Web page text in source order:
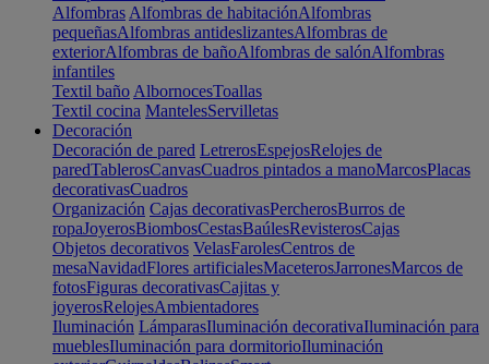
Alfombras Alfombras de habitaciónAlfombras
pequeñasAlfombras antideslizantesAlfombras de
exteriorAlfombras de bañoAlfombras de salónAlfombras
infantiles
Textil baño AlbornocesToallas
Textil cocina MantelesServilletas
Decoración
Decoración de pared LetrerosEspejosRelojes de
paredTablerosCanvasCuadros pintados a manoMarcosPlacas
decorativasCuadros
Organización Cajas decorativasPercherosBurros de
ropaJoyerosBiombosCestasBaúlesRevisterosCajas
Objetos decorativos VelasFarolesCentros de
mesaNavidadFlores artificialesMaceterosJarronesMarcos de
fotosFiguras decorativasCajitas y
joyerosRelojesAmbientadores
Iluminación LámparasIluminación decorativaIluminación para
mueblesIluminación para dormitorioIluminación